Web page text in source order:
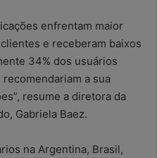
enfrentam maior
e receberam baixos
34% dos usuários
a sua
resume a diretora da
Gabriela Baez.
na Argentina, Brasil,